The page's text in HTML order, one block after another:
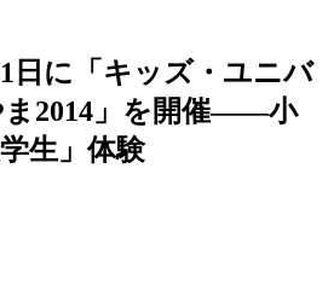
日に「キッズ・ユニバ
ま2014」を開催――小
生」体験